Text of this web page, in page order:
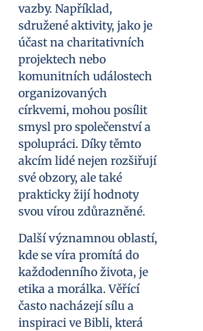
vazby. Například,
sdružené aktivity, jako je
účast na charitativních
projektech nebo
komunitních událostech
organizovaných
církvemi, mohou posílit
smysl pro společenství a
spolupráci. Díky těmto
akcím lidé nejen rozšiřují
své obzory, ale také
prakticky žijí hodnoty
svou vírou zdůrazněné.
Další významnou oblastí,
kde se víra promítá do
každodenního života, je
etika a morálka. Věřící
často nacházejí sílu a
inspiraci ve Bibli, která